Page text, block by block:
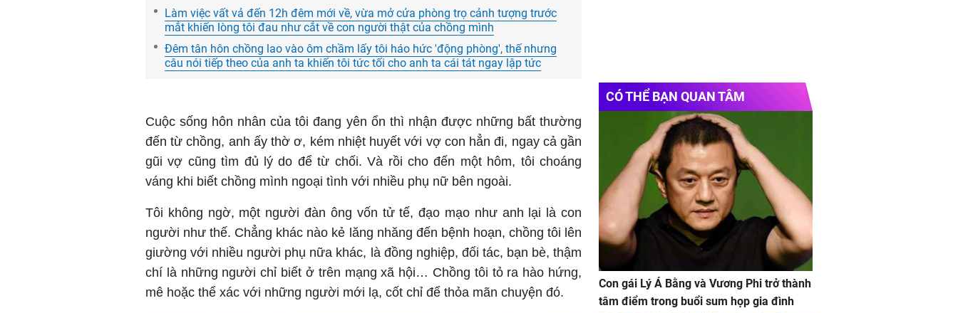
Làm việc vất vả đến 12h đêm mới về, vừa mở cửa phòng trọ cảnh tượng trước
mắt khiến lòng tôi đau như cắt về con người thật của chồng mình
Đêm tân hôn chồng lao vào ôm chầm lấy tôi háo hức 'động phòng', thế nhưng
câu nói tiếp theo của anh ta khiến tôi tức tối cho anh ta cái tát ngay lập tức
Cuộc sống hôn nhân của tôi đang yên ổn thì nhận được những bất thường
đến từ chồng, anh ấy thờ ơ, kém nhiệt huyết với vợ con hẳn đi, ngay cả gần
gũi vợ cũng tìm đủ lý do để từ chối. Và rồi cho đến một hôm, tôi choáng
váng khi biết chồng mình ngoại tình với nhiều phụ nữ bên ngoài.
Tôi không ngờ, một người đàn ông vốn tử tế, đạo mạo như anh lại là con
người như thế. Chẳng khác nào kẻ lăng nhăng đến bệnh hoạn, chồng tôi lên
giường với nhiều người phụ nữa khác, là đồng nghiệp, đối tác, bạn bè, thậm
chí là những người chỉ biết ở trên mạng xã hội… Chồng tôi tỏ ra hào hứng,
mê hoặc thể xác với những người mới lạ, cốt chỉ để thỏa mãn chuyện đó.
CÓ THỂ BẠN QUAN TÂM
Con gái Lý Á Bằng và Vương Phi trở thành
tâm điểm trong buổi sum họp gia đình